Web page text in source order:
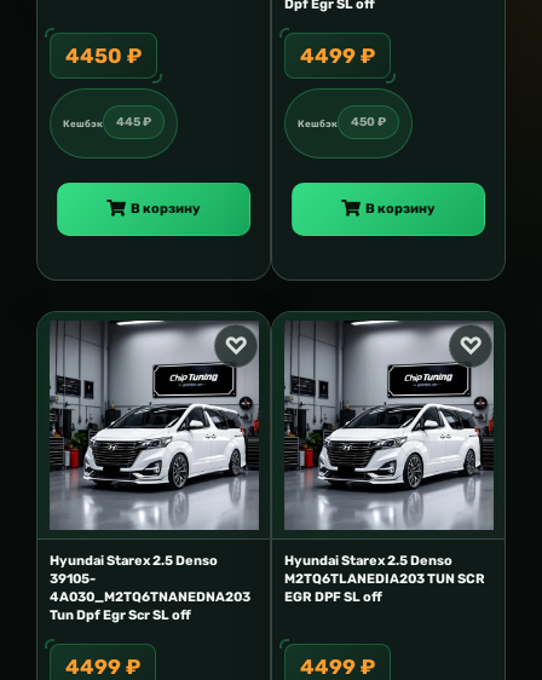
4450 ₽
Кешбэк 445 ₽
В корзину
Dpf Egr SL off
4499 ₽
Кешбэк 450 ₽
В корзину
Hyundai Starex 2.5 Denso
39105-
4A030_M2TQ6TNANEDNA203
Tun Dpf Egr Scr SL off
4499 ₽
Hyundai Starex 2.5 Denso
M2TQ6TLANEDIA203 TUN SCR
EGR DPF SL off
4499 ₽